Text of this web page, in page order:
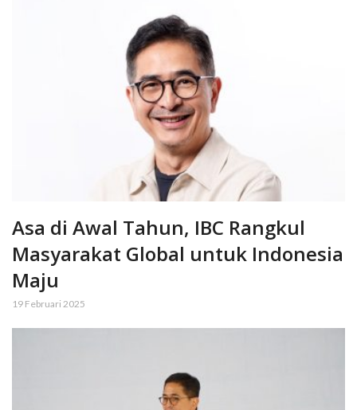
Asa di Awal Tahun, IBC Rangkul
Masyarakat Global untuk Indonesia
Maju
19 Februari 2025